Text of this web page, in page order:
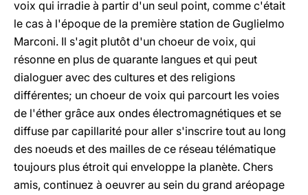
voix qui irradie à partir d'un seul point, comme c'était
le cas à l'époque de la première station de Guglielmo
Marconi. Il s'agit plutôt d'un choeur de voix, qui
résonne en plus de quarante langues et qui peut
dialoguer avec des cultures et des religions
différentes; un choeur de voix qui parcourt les voies
de l'éther grâce aux ondes électromagnétiques et se
diffuse par capillarité pour aller s'inscrire tout au long
des noeuds et des mailles de ce réseau télématique
toujours plus étroit qui enveloppe la planète. Chers
amis, continuez à oeuvrer au sein du grand aréopage